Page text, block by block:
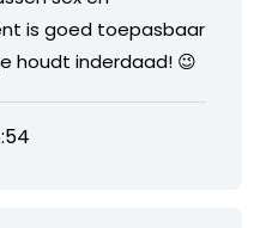
is goed toepasbaar
houdt inderdaad! 😉